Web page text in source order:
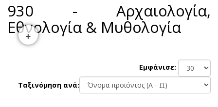
930 - Αρχαιολογία,
Εθνολογία & Μυθολογία
Εμφάνισε:
Ταξινόμηση ανά:
+